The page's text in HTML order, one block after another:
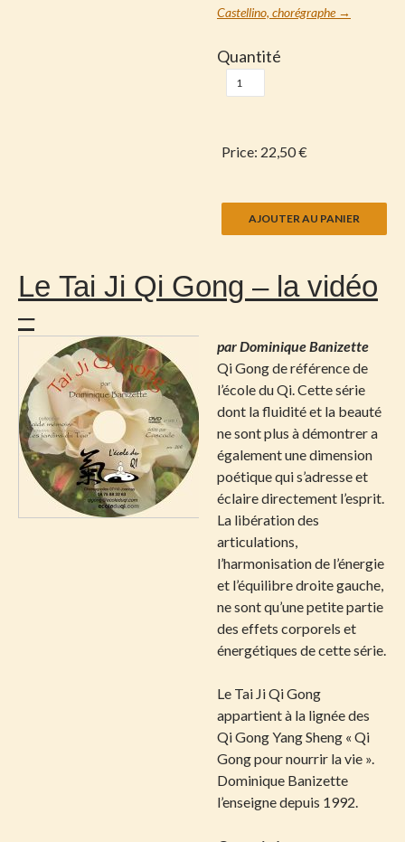
Castellino, chorégraphe →
Quantité
Price: 22,50 €
Le Tai Ji Qi Gong – la vidéo
–
par Dominique Banizette
Qi Gong de référence de
l’école du Qi. Cette série
dont la fluidité et la beauté
ne sont plus à démontrer a
également une dimension
poétique qui s’adresse et
éclaire directement l’esprit.
La libération des
articulations,
l’harmonisation de l’énergie
et l’équilibre droite gauche,
ne sont qu’une petite partie
des effets corporels et
énergétiques de cette série.
Le Tai Ji Qi Gong
appartient à la lignée des
Qi Gong Yang Sheng « Qi
Gong pour nourrir la vie ».
Dominique Banizette
l’enseigne depuis 1992.